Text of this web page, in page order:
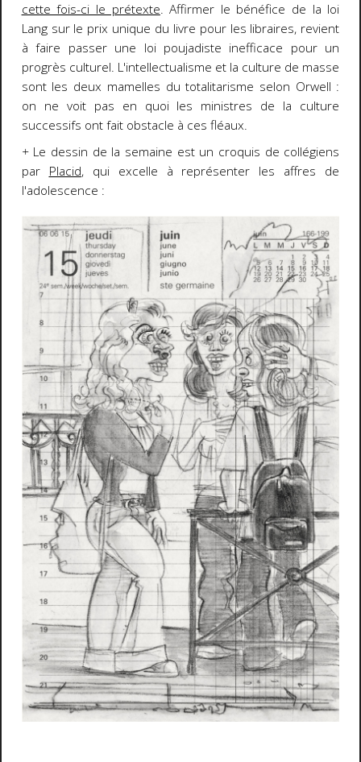
cette fois-ci le prétexte. Affirmer le bénéfice de la loi
Lang sur le prix unique du livre pour les libraires, revient
à faire passer une loi poujadiste inefficace pour un
progrès culturel. L'intellectualisme et la culture de masse
sont les deux mamelles du totalitarisme selon Orwell :
on ne voit pas en quoi les ministres de la culture
successifs ont fait obstacle à ces fléaux.
+ Le dessin de la semaine est un croquis de collégiens
par Placid, qui excelle à représenter les affres de
l'adolescence :